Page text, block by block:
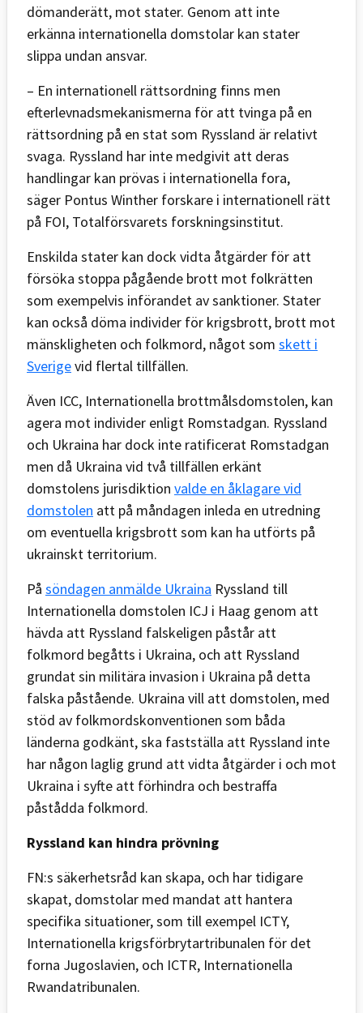
dömanderätt, mot stater. Genom att inte
erkänna internationella domstolar kan stater
slippa undan ansvar.
– En internationell rättsordning finns men
efterlevnadsmekanismerna för att tvinga på en
rättsordning på en stat som Ryssland är relativt
svaga. Ryssland har inte medgivit att deras
handlingar kan prövas i internationella fora,
säger Pontus Winther forskare i internationell rätt
på FOI, Totalförsvarets forskningsinstitut.
Enskilda stater kan dock vidta åtgärder för att
försöka stoppa pågående brott mot folkrätten
som exempelvis införandet av sanktioner. Stater
kan också döma individer för krigsbrott, brott mot
mänskligheten och folkmord, något som skett i
Sverigevid flertal tillfällen.
Även ICC, Internationella brottmålsdomstolen, kan
agera mot individer enligt Romstadgan. Ryssland
och Ukraina har dock inte ratificerat Romstadgan
men då Ukraina vid två tillfällen erkänt
domstolens jurisdiktion valde en åklagare vid
domstolen att på måndagen inleda en utredning
om eventuella krigsbrott som kan ha utförts på
ukrainskt territorium.
På söndagen anmälde Ukraina Ryssland till
Internationella domstolen ICJ i Haag genom att
hävda att Ryssland falskeligen påstår att
folkmord begåtts i Ukraina, och att Ryssland
grundat sin militära invasion i Ukraina på detta
falska påstående. Ukraina vill att domstolen, med
stöd av folkmordskonventionen som båda
länderna godkänt, ska fastställa att Ryssland inte
har någon laglig grund att vidta åtgärder i och mot
Ukraina i syfte att förhindra och bestraffa
påstådda folkmord.
Ryssland kan hindra prövning
FN:s säkerhetsråd kan skapa, och har tidigare
skapat, domstolar med mandat att hantera
specifika situationer, som till exempel ICTY,
Internationella krigsförbrytartribunalen för det
forna Jugoslavien, och ICTR, Internationella
Rwandatribunalen.